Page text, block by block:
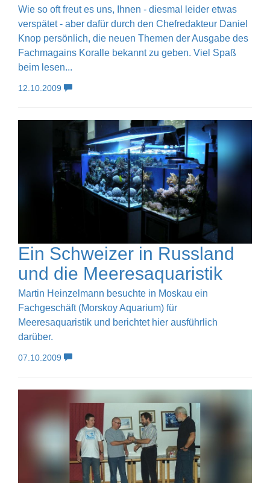
Wie so oft freut es uns, Ihnen - diesmal leider etwas
verspätet - aber dafür durch den Chefredakteur Daniel
Knop persönlich, die neuen Themen der Ausgabe des
Fachmagains Koralle bekannt zu geben. Viel Spaß
beim lesen...
12.10.2009
Ein Schweizer in Russland
und die Meeresaquaristik
Martin Heinzelmann besuchte in Moskau ein
Fachgeschäft (Morskoy Aquarium) für
Meeresaquaristik und berichtet hier ausführlich
darüber.
07.10.2009